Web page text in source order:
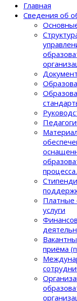
Главная
Сведения об
Платные
услуги
приёма